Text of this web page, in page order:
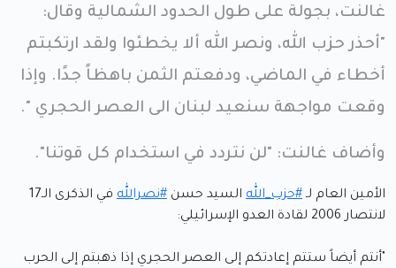
غالنت، بجولة على طول الحدود الشمالية وقال:
"أحذر حزب الله، ونصر الله ألا يخطئوا ولقد ارتكبتم
أخطاء في الماضي، ودفعتم الثمن باهظاً جدًا. وإذا
وقعت مواجهة سنعيد لبنان الى العصر الحجري ".
وأضاف غالنت: "لن نتردد في استخدام كل قوتنا".
الأمين العام لـ #حزب_الله السيد حسن #نصرالله
في الذكرى الـ17
لانتصار 2006 لقادة العدو الإسرائيلي:
"أنتم أيضاً ستتم إعادتكم إلى العصر الحجري إذا ذهبتم إلى الحرب